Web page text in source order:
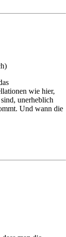
wie hier,
unerheblich
Und wann die